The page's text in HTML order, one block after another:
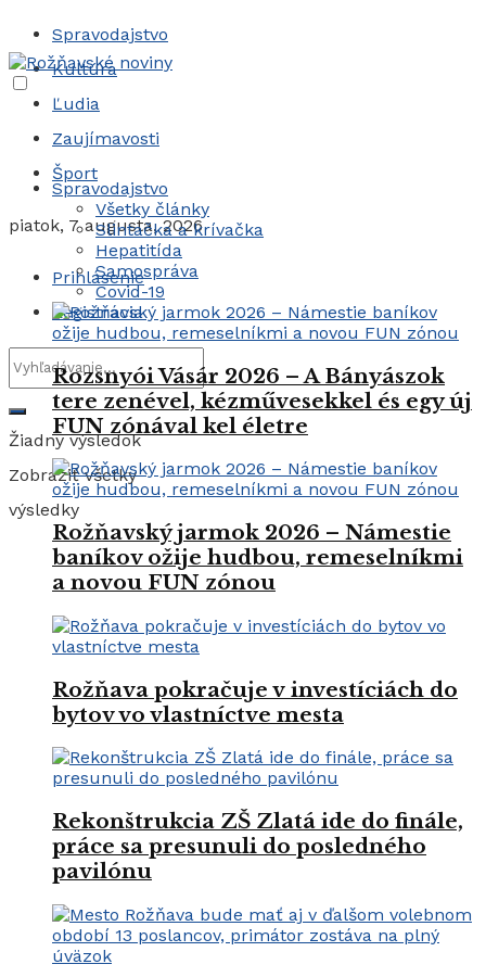
Spravodajstvo
Kultúra
Ľudia
Zaujímavosti
Šport
piatok, 7 augusta, 2026
Prihlásenie
Registrácia
Žiadny výsledok
Zobraziť všetky
výsledky
Spravodajstvo
Všetky články
Slintačka a krívačka
Hepatitída
Samospráva
Covid-19
Rozsnyói Vásár 2026 – A Bányászok
tere zenével, kézművesekkel és egy új
FUN zónával kel életre
Rožňavský jarmok 2026 – Námestie
baníkov ožije hudbou, remeselníkmi
a novou FUN zónou
Rožňava pokračuje v investíciách do
bytov vo vlastníctve mesta
Rekonštrukcia ZŠ Zlatá ide do finále,
práce sa presunuli do posledného
pavilónu